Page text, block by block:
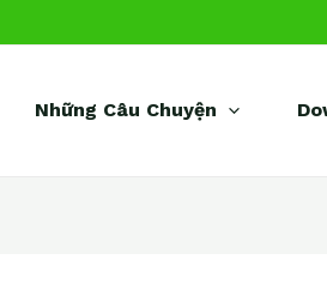
Những Câu Chuyện